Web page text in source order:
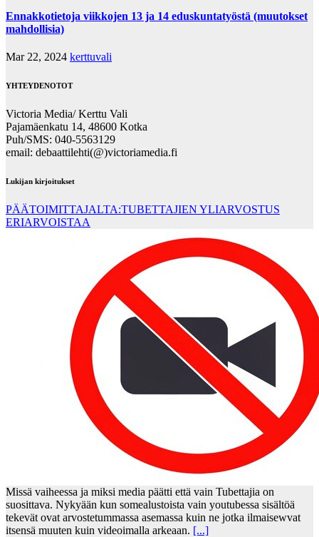
Ennakkotietoja viikkojen 13 ja 14 eduskuntatyöstä (muutokset
mahdollisia)
Mar 22, 2024 kerttuvali
YHTEYDENOTOT
Victoria Media/ Kerttu Vali
Pajamäenkatu 14, 48600 Kotka
Puh/SMS: 040-5563129
email: debaattilehti(@)victoriamedia.fi
Lukijan kirjoitukset
PÄÄTOIMITTAJALTA:TUBETTAJIEN YLIARVOSTUS
ERIARVOISTAA
Missä vaiheessa ja miksi media päätti että vain Tubettajia on
suosittava. Nykyään kun somealustoista vain youtubessa sisältöä
tekevät ovat arvostetummassa asemassa kuin ne jotka ilmaisewvat
itsensä muuten kuin videoimalla arkeaan. [...]